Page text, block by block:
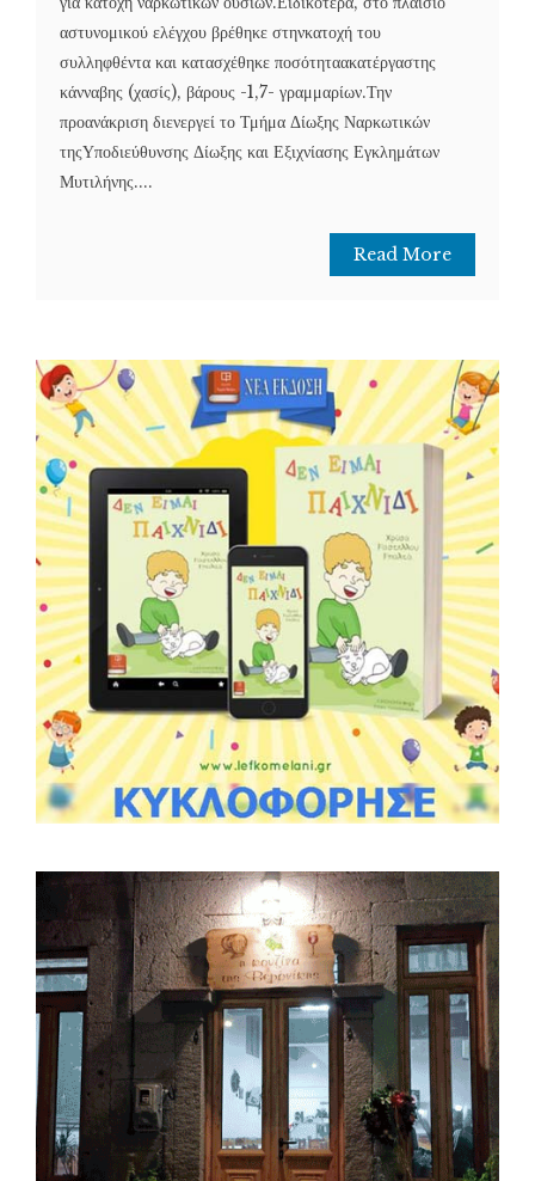
αστυνομικού ελέγχου βρέθηκε στηνκατοχή του
συλληφθέντα και κατασχέθηκε ποσότηταακατέργαστης
κάνναβης (χασίς), βάρους -1,7- γραμμαρίων.Την
προανάκριση διενεργεί το Τμήμα Δίωξης Ναρκωτικών
τηςΥποδιεύθυνσης Δίωξης και Εξιχνίασης Εγκλημάτων
Μυτιλήνης....
Read More